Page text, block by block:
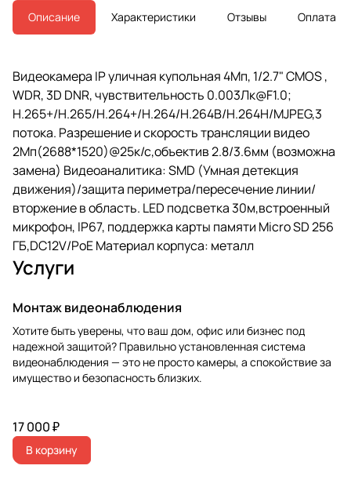
Описание Характеристики Отзывы Оплата
Видеокамера IP уличная купольная 4Мп, 1/2.7" CMOS ,
WDR, 3D DNR, чувствительность 0.003Лк@F1.0;
H.265+/H.265/H.264+/H.264/H.264B/H.264H/MJPEG,3
потока. Разрешение и скорость трансляции видео
2Мп(2688*1520)@25к/с,объектив 2.8/3.6мм (возможна
замена) Видеоаналитика: SMD (Умная детекция
движения)/защита периметра/пересечение линии/
вторжение в область. LED подсветка 30м,встроенный
микрофон, IP67, поддержка карты памяти Micro SD 256
ГБ,DC12V/PoE Материал корпуса: металл
Услуги
Монтаж видеонаблюдения
Хотите быть уверены, что ваш дом, офис или бизнес под
надежной защитой? Правильно установленная система
видеонаблюдения — это не просто камеры, а спокойствие за
имущество и безопасность близких.
17 000 ₽
В корзину